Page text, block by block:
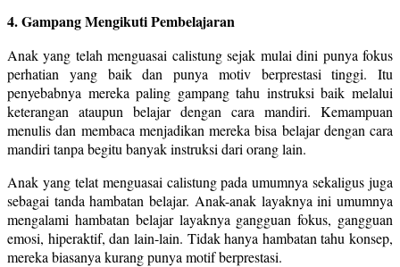
4. Gampang Mengikuti Pembelajaran
Anak yang telah menguasai calistung sejak mulai dini punya fokus
perhatian yang baik dan punya motiv berprestasi tinggi. Itu
penyebabnya mereka paling gampang tahu instruksi baik melalui
keterangan ataupun belajar dengan cara mandiri. Kemampuan
menulis dan membaca menjadikan mereka bisa belajar dengan cara
mandiri tanpa begitu banyak instruksi dari orang lain.
Anak yang telat menguasai calistung pada umumnya sekaligus juga
sebagai tanda hambatan belajar. Anak-anak layaknya ini umumnya
mengalami hambatan belajar layaknya gangguan fokus, gangguan
emosi, hiperaktif, dan lain-lain. Tidak hanya hambatan tahu konsep,
mereka biasanya kurang punya motif berprestasi.